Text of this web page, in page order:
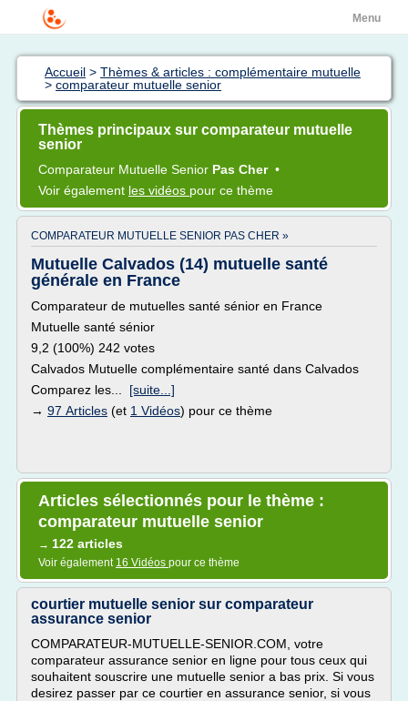
Menu
Accueil > Thèmes & articles : complémentaire mutuelle
> comparateur mutuelle senior
Thèmes principaux sur comparateur mutuelle
senior
Comparateur Mutuelle Senior Pas Cher •
Voir également les vidéos pour ce thème
COMPARATEUR MUTUELLE SENIOR PAS CHER »
Mutuelle Calvados (14) mutuelle santé
générale en France
Comparateur de mutuelles santé sénior en France
Mutuelle santé sénior
9,2 (100%) 242 votes
Calvados Mutuelle complémentaire santé dans Calvados
Comparez les... [suite...]
→ 97 Articles (et 1 Vidéos) pour ce thème
Articles sélectionnés pour le thème :
comparateur mutuelle senior
→ 122 articles
Voir également 16 Vidéos pour ce thème
courtier mutuelle senior sur comparateur
assurance senior
COMPARATEUR-MUTUELLE-SENIOR.COM, votre
comparateur assurance senior en ligne pour tous ceux qui
souhaitent souscrire une mutuelle senior a bas prix. Si vous
desirez passer par ce courtier en assurance senior, si vous